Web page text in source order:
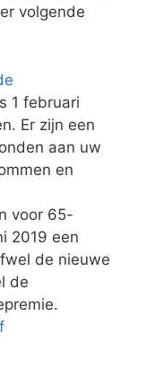
volgende
1 februari
Er zijn een
aan uw
en
voor 65-
2019 een
de nieuwe
de